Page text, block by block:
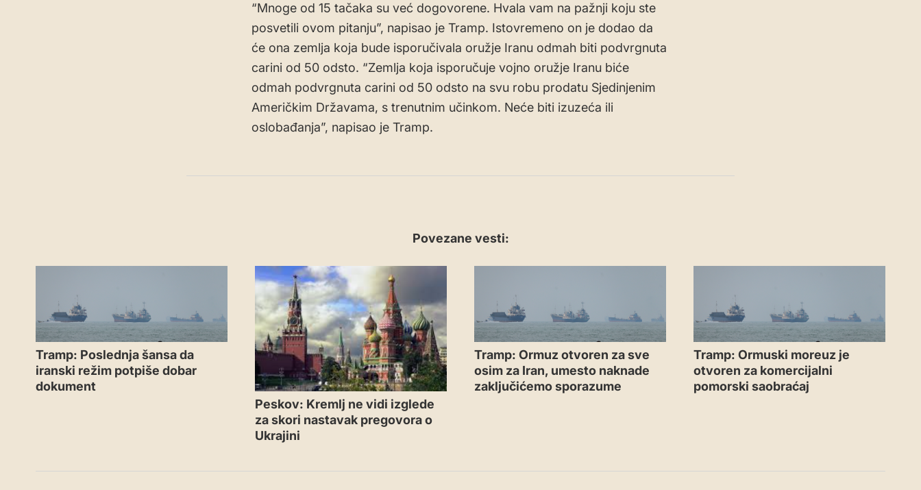
“Mnoge od 15 tačaka su već dogovorene. Hvala vam na pažnji koju ste
posvetili ovom pitanju”, napisao je Tramp. Istovremeno on je dodao da
će ona zemlja koja bude isporučivala oružje Iranu odmah biti podvrgnuta
carini od 50 odsto. “Zemlja koja isporučuje vojno oružje Iranu biće
odmah podvrgnuta carini od 50 odsto na svu robu prodatu Sjedinjenim
Američkim Državama, s trenutnim učinkom. Neće biti izuzeća ili
oslobađanja”, napisao je Tramp.
Povezane vesti:
Tramp: Poslednja šansa da
iranski režim potpiše dobar
dokument
Peskov: Kremlj ne vidi izglede
za skori nastavak pregovora o
Ukrajini
Tramp: Ormuz otvoren za sve
osim za Iran, umesto naknade
zaključićemo sporazume
Tramp: Ormuski moreuz je
otvoren za komercijalni
pomorski saobraćaj